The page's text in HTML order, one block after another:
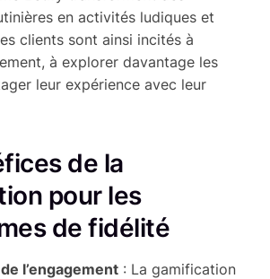
en activités ludiques et
clients sont ainsi incités à
à explorer davantage les
leur expérience avec leur
de la
pour les
de fidélité
l’engagement : La gamification